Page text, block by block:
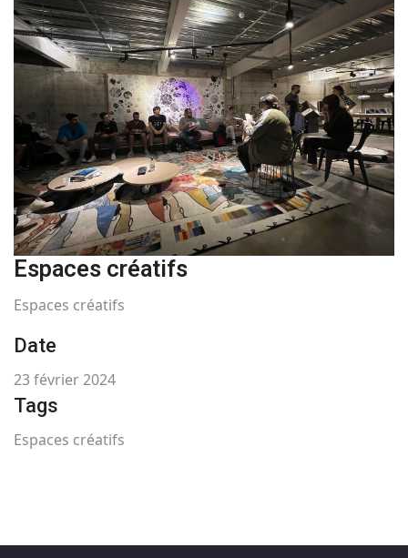
Espaces créatifs
Espaces créatifs
Date
23 février 2024
Tags
Espaces créatifs